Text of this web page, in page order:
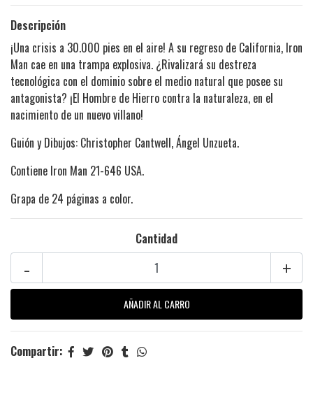
Descripción
¡Una crisis a 30.000 pies en el aire! A su regreso de California, Iron
Man cae en una trampa explosiva. ¿Rivalizará su destreza
tecnológica con el dominio sobre el medio natural que posee su
antagonista? ¡El Hombre de Hierro contra la naturaleza, en el
nacimiento de un nuevo villano!
Guión y Dibujos: Christopher Cantwell, Ángel Unzueta.
Contiene Iron Man 21-646 USA.
Grapa de 24 páginas a color.
Cantidad
+
-
Compartir: